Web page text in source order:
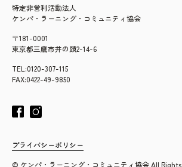
特定非営利活動法人
ケンパ・ラーニング・コミュニティ協会
〒181-0001
東京都三鷹市井の頭2-14-6
TEL:0120-307-115
FAX:0422-49-9850
プライバシーポリシー
© ケンパ・ラーニング・コミュニティ協会 All Rights